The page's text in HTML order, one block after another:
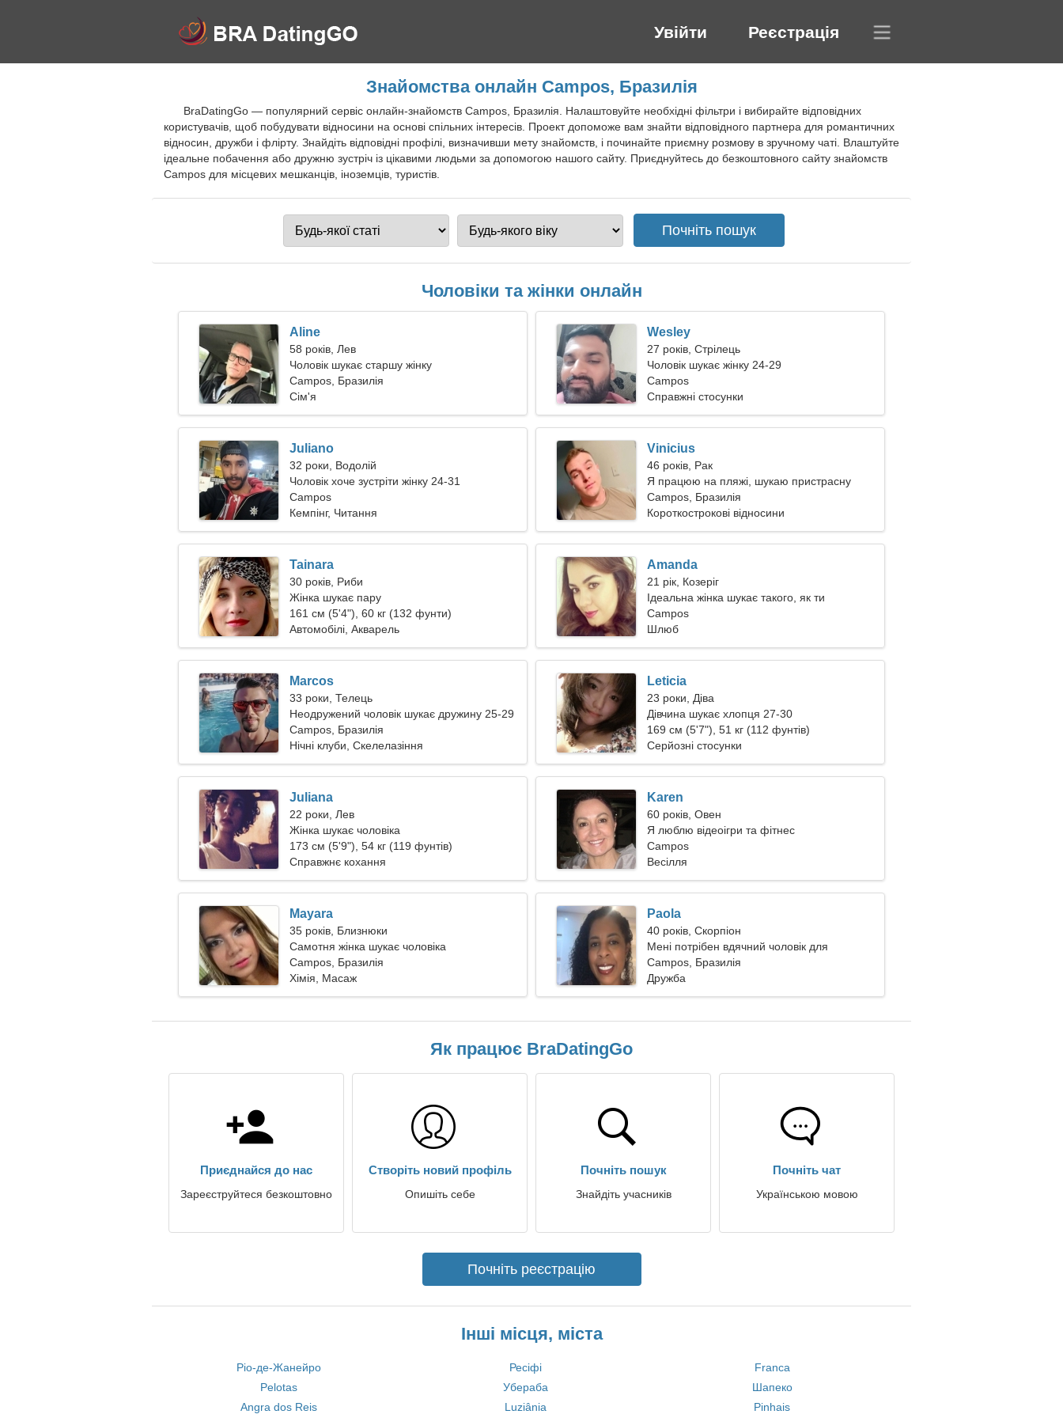
Увійти Реєстрація
Знайомства онлайн Campos, Бразилія
BraDatingGo — популярний сервіс онлайн-знайомств Campos, Бразилія. Налаштовуйте необхідні фільтри і вибирайте відповідних
користувачів, щоб побудувати відносини на основі спільних інтересів. Проект допоможе вам знайти відповідного партнера для романтичних
відносин, дружби і флірту. Знайдіть відповідні профілі, визначивши мету знайомств, і починайте приємну розмову в зручному чаті. Влаштуйте
ідеальне побачення або дружню зустріч із цікавими людьми за допомогою нашого сайту. Приєднуйтесь до безкоштовного сайту знайомств
Campos для місцевих мешканців, іноземців, туристів.
Чоловіки та жінки онлайн
Aline
58 років, Лев
Чоловік шукає старшу жінку
Campos, Бразилія
Сім'я
Wesley
27 років, Стрілець
Чоловік шукає жінку 24-29
Campos
Справжні стосунки
Juliano
32 роки, Водолій
Чоловік хоче зустріти жінку 24-31
Campos
Кемпінг, Читання
Vinicius
46 років, Рак
Я працюю на пляжі, шукаю пристрасну
жінку
Campos, Бразилія
Короткострокові відносини
Tainara
30 років, Риби
Жінка шукає пару
161 см (5'4"), 60 кг (132 фунти)
Автомобілі, Акварель
Amanda
21 рік, Козеріг
Ідеальна жінка шукає такого, як ти
Campos
Шлюб
Marcos
33 роки, Телець
Неодружений чоловік шукає дружину 25-29
Campos, Бразилія
Нічні клуби, Скелелазіння
Leticia
23 роки, Діва
Дівчина шукає хлопця 27-30
169 см (5'7"), 51 кг (112 фунтів)
Серйозні стосунки
Juliana
22 роки, Лев
Жінка шукає чоловіка
173 см (5'9"), 54 кг (119 фунтів)
Справжнє кохання
Karen
60 років, Овен
Я люблю відеоігри та фітнес
Campos
Весілля
Mayara
35 років, Близнюки
Самотня жінка шукає чоловіка
Campos, Бразилія
Хімія, Масаж
Paola
40 років, Скорпіон
Мені потрібен вдячний чоловік для
романтики
Campos, Бразилія
Дружба
Як працює BraDatingGo
Приєднайся до нас
Зареєструйтеся безкоштовно
Створіть новий профіль
Опишіть себе
Почніть пошук
Знайдіть учасників
Почніть чат
Українською мовою
Почніть реєстрацію
Інші місця, міста
Ріо-де-Жанейро Ресіфі
Franca
Pelotas
Убераба
Шапеко
Angra dos Reis
Luziânia Pinhais